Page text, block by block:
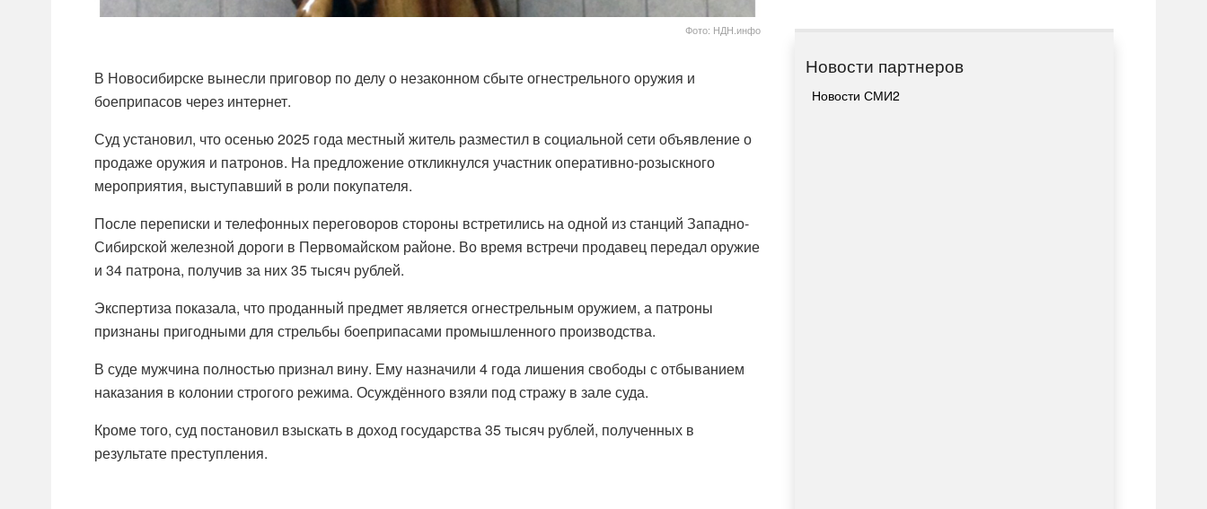
Фото: НДН.инфо
В Новосибирске вынесли приговор по делу о незаконном сбыте огнестрельного оружия и
боеприпасов через интернет.
Суд установил, что осенью 2025 года местный житель разместил в социальной сети объявление о
продаже оружия и патронов. На предложение откликнулся участник оперативно-розыскного
мероприятия, выступавший в роли покупателя.
После переписки и телефонных переговоров стороны встретились на одной из станций Западно-
Сибирской железной дороги в Первомайском районе. Во время встречи продавец передал оружие
и 34 патрона, получив за них 35 тысяч рублей.
Экспертиза показала, что проданный предмет является огнестрельным оружием, а патроны
признаны пригодными для стрельбы боеприпасами промышленного производства.
В суде мужчина полностью признал вину. Ему назначили 4 года лишения свободы с отбыванием
наказания в колонии строгого режима. Осуждённого взяли под стражу в зале суда.
Кроме того, суд постановил взыскать в доход государства 35 тысяч рублей, полученных в
результате преступления.
Новости партнеров
Новости СМИ2